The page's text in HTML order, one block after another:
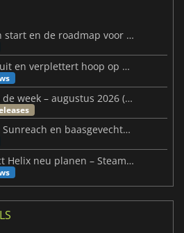
MARVEL Tōkon gaat van start en de roadmap voor jaar 1 is bekendgemaakt
Steam Frame-prijs lekt uit en verplettert hoop op betaalbare VR
Niuwe Videogames van de week – augustus 2026 (week 32)
Palworld-update maakt Sunreach en baasgevechten stabieler
Microsoft könnte Project Helix neu planen – Steam-Support wackelt